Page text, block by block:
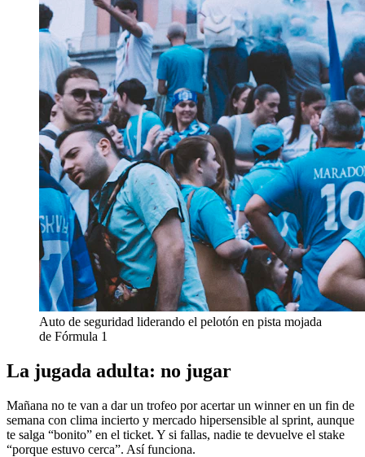
Auto de seguridad liderando el pelotón en pista mojada
de Fórmula 1
La jugada adulta: no jugar
Mañana no te van a dar un trofeo por acertar un winner en un fin de
semana con clima incierto y mercado hipersensible al sprint, aunque
te salga “bonito” en el ticket. Y si fallas, nadie te devuelve el stake
“porque estuvo cerca”. Así funciona.